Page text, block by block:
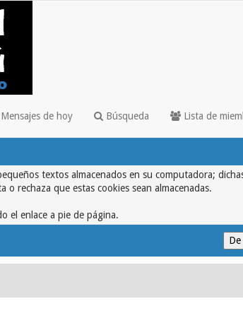
Mensajes de hoy Búsqueda Lista de
textos almacenados en su computadora;
rechaza que estas cookies sean almacenadas.
el enlace a pie de página.